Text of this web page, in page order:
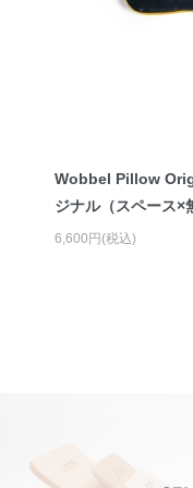
Wobbel Pillow
ジナル（スペース×
6,600円(税込)